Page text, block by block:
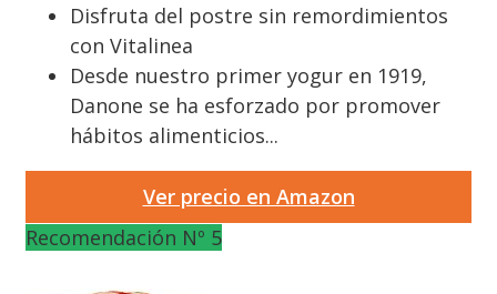
Disfruta del postre sin remordimientos
con Vitalinea
Desde nuestro primer yogur en 1919,
Danone se ha esforzado por promover
hábitos alimenticios...
Ver precio en Amazon
Recomendación Nº 5